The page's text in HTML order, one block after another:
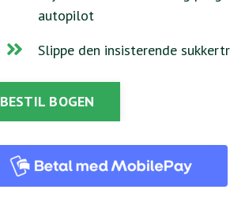
autopilot
Slippe den insisterende
BESTIL BOGEN